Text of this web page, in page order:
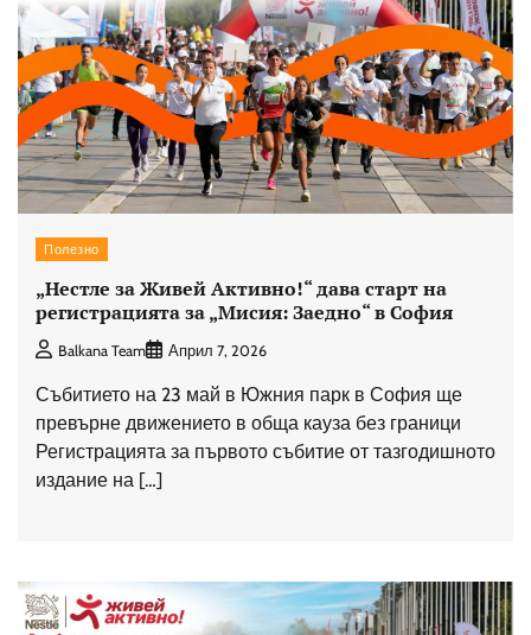
Полезно
„Нестле за Живей Активно!“ дава старт на
регистрацията за „Мисия: Заедно“ в София
Balkana Team Април 7, 2026
Събитието на 23 май в Южния парк в София ще
превърне движението в обща кауза без граници
Регистрацията за първото събитие от тазгодишното
издание на […]